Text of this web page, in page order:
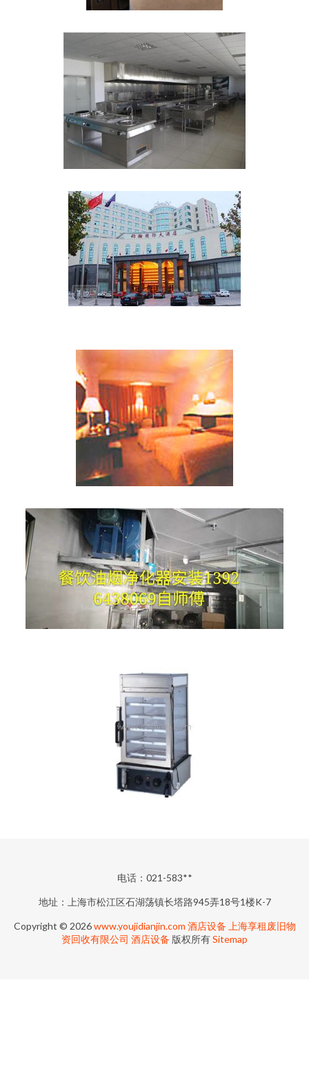
电话：021-583**
地址：上海市松江区石湖荡镇长塔路945弄18号1楼K-7
Copyright © 2026www.youjidianjin.com 酒店设备 上海享租废旧物
资回收有限公司 酒店设备 版权所有Sitemap